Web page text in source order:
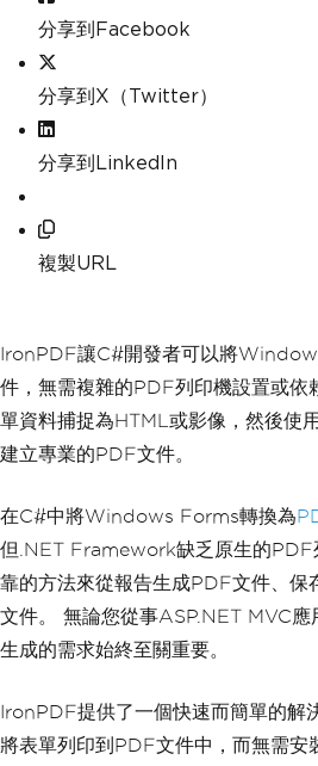
分享到Facebook
分享到X（Twitter）
分享到LinkedIn
複製URL
IronPDF讓C#開發者可以將
件，無需複雜的PDF列印機設置或
單資料捕捉為HTML或影像，然後使
建立專業的PDF文件。
在C#中將Windows Forms轉換為
但.NET Framework缺乏原生的PDF
靠的方法來從報告生成PDF文件、保
文件。 無論您從事ASP.NET MVC
生成的需求始終至關重要。
IronPDF提供了一個快速而簡單的解
將表單列印到PDF文件中，而無需